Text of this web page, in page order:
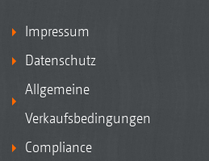
Impressum
Datenschutz
Allgemeine
Verkaufsbedingungen
Compliance